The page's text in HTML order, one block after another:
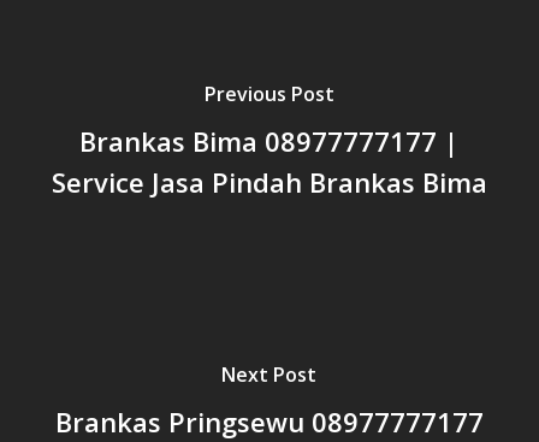
Previous Post
Brankas Bima 08977777177 |
Service Jasa Pindah Brankas Bima
Next Post
Brankas Pringsewu 08977777177